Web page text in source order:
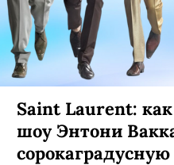
Saint Laurent:
шоу Энтони